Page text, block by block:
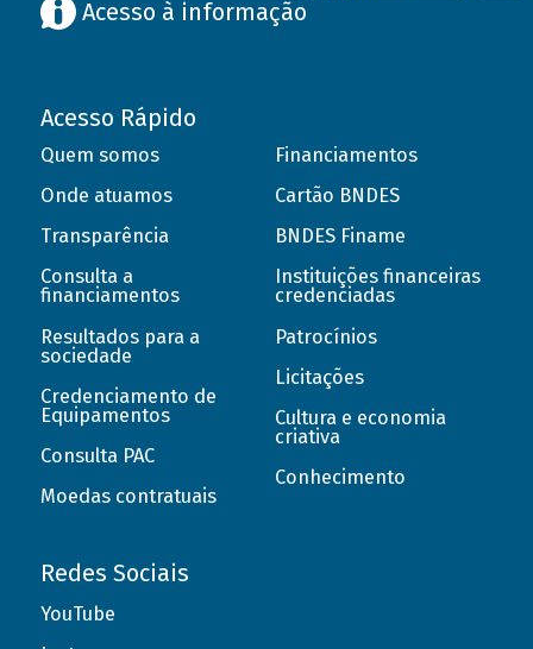
Acesso à informação
Acesso Rápido
Quem somos
Onde atuamos
Transparência
Consulta a
financiamentos
Resultados para a
sociedade
Credenciamento de
Equipamentos
Consulta PAC
Moedas contratuais
Financiamentos
Cartão BNDES
BNDES Finame
Instituições financeiras
credenciadas
Patrocínios
Licitações
Cultura e economia
criativa
Conhecimento
Redes Sociais
YouTube